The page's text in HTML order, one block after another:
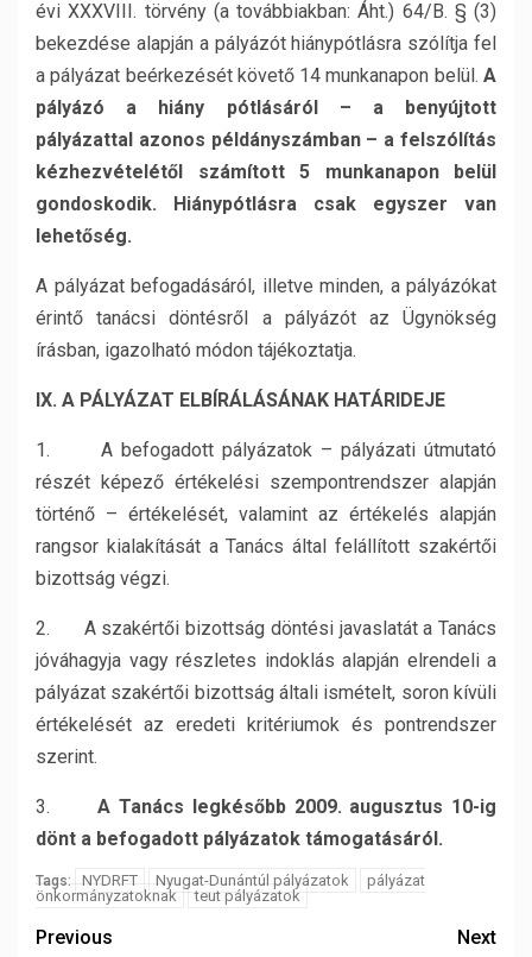
évi XXXVIII. törvény (a továbbiakban: Áht.) 64/B. § (3)
bekezdése alapján a pályázót hiánypótlásra szólítja fel
a pályázat beérkezését követő 14 munkanapon belül. A
pályázó a hiány pótlásáról – a benyújtott
pályázattal azonos példányszámban – a felszólítás
kézhezvételétől számított 5 munkanapon belül
gondoskodik. Hiánypótlásra csak egyszer van
lehetőség.
A pályázat befogadásáról, illetve minden, a pályázókat
érintő tanácsi döntésről a pályázót az Ügynökség
írásban, igazolható módon tájékoztatja.
IX. A PÁLYÁZAT ELBÍRÁLÁSÁNAK HATÁRIDEJE
1. A befogadott pályázatok – pályázati útmutató
részét képező értékelési szempontrendszer alapján
történő – értékelését, valamint az értékelés alapján
rangsor kialakítását a Tanács által felállított szakértői
bizottság végzi.
2. A szakértői bizottság döntési javaslatát a Tanács
jóváhagyja vagy részletes indoklás alapján elrendeli a
pályázat szakértői bizottság általi ismételt, soron kívüli
értékelését az eredeti kritériumok és pontrendszer
szerint.
3.A Tanács legkésőbb 2009. augusztus 10-ig
dönt a befogadott pályázatok támogatásáról.
Tags: NYDRFT Nyugat-Dunántúl pályázatok
pályázat
önkormányzatoknak
teut pályázatok
Previous
Next